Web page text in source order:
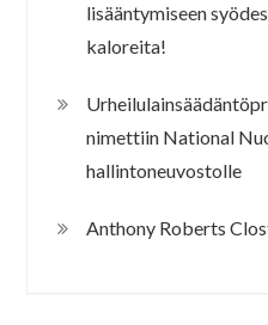
lisääntymiseen
kaloreita!
nimettiin National
hallintoneuvostolle
Anthony Roberts